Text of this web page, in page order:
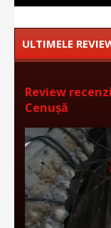
ULTIMELE
Review
Cenușă